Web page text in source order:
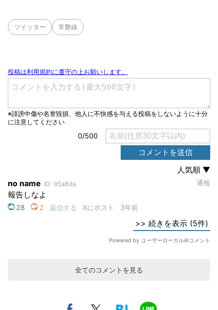
ツイッター 常磐線
全てのコメントを見る